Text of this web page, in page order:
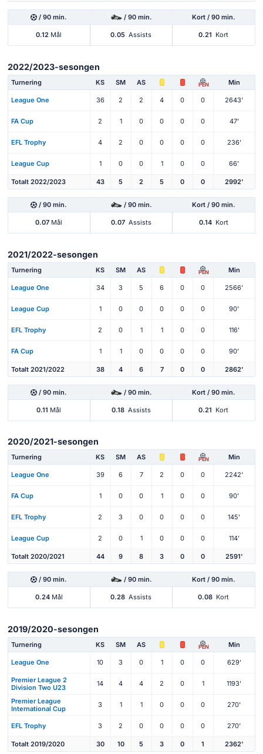
/ 90 min. / 90 min. Kort / 90 min.
0.12 Mål 0.05 Assists 0.21 Kort
2022/2023-sesongen
Turnering KS SM AS PEN Min
League One 36 2 2 4 0 0 2643'
FA Cup 2 1 0 0 0 0 47'
EFL Trophy 4 2 0 0 0 0 236'
League Cup 1 0 0 1 0 0 66'
Totalt 2022/2023 43 5 2 5 0 0 2992'
/ 90 min. / 90 min. Kort / 90 min.
0.07 Mål 0.07 Assists 0.14 Kort
2021/2022-sesongen
Turnering KS SM AS PEN Min
League One 34 3 5 6 0 0 2566'
League Cup 1 0 0 0 0 0 90'
EFL Trophy 2 0 1 1 0 0 116'
FA Cup 1 1 0 0 0 0 90'
Totalt 2021/2022 38 4 6 7 0 0 2862'
/ 90 min. / 90 min. Kort / 90 min.
0.11 Mål 0.18 Assists 0.21 Kort
2020/2021-sesongen
Turnering KS SM AS PEN Min
League One 39 6 7 2 0 0 2242'
FA Cup 1 0 0 1 0 0 90'
EFL Trophy 2 3 0 0 0 0 145'
League Cup 2 0 1 0 0 0 114'
Totalt 2020/2021 44 9 8 3 0 0 2591'
/ 90 min. / 90 min. Kort / 90 min.
0.24Mål 0.28 Assists 0.08 Kort
2019/2020-sesongen
Turnering KS SM AS PEN Min
League One 10 3 0 1 0 0 629'
Premier League 2
Division Two U23
14 4 4 2 0 1 1193'
Premier League
International Cup
3 1 1 0 0 0 270'
EFL Trophy 3 2 0 0 0 0 270'
Totalt 2019/2020 30 10 5 3 0 1 2362'